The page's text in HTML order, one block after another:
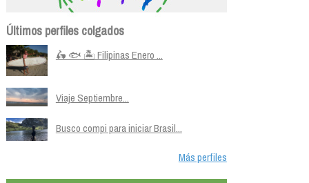
Últimos perfiles colgados
🛵 🐟 🏝️ Filipinas Enero ...
Viaje Septiembre...
Busco compi para iniciar Brasil...
Más perfiles